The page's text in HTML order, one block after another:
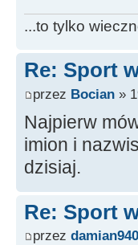
...to tylko
Re: Sport
przez Bocian »
Najpierw
imion i
dzisiaj.
Re: Sport
przez